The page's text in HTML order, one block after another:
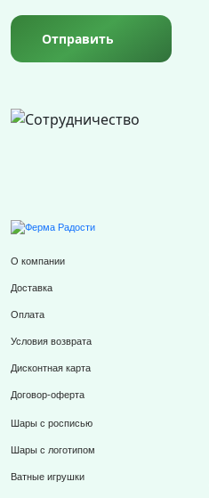
Отправить
О компании
Доставка
Оплата
Условия возврата
Дисконтная карта
Договор-оферта
Шары с росписью
Шары с логотипом
Ватные игрушки